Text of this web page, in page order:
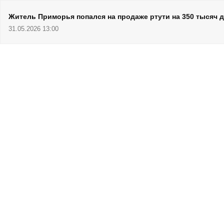
Житель Приморья попался на продаже ртути на 350 тысяч
31.05.2026 13:00